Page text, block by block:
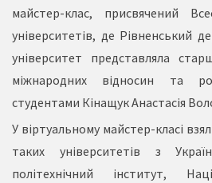
майстер-клас, присвячений
університетів, де Рівненський
університет представляла
міжнародних відносин та
студентами Кінащук Анастасія
У віртуальному майстер-класі
таких університетів з
політехнічний інститут,